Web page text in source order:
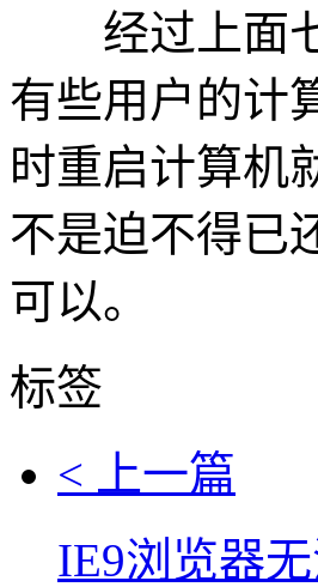
经过上面七
有些用户的计
时重启计算机
不是迫不得已
可以。
标签
< 上一篇
IE9浏览器